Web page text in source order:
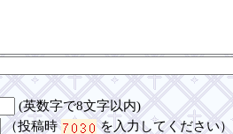
(英数字で8文字以内)
（投稿時
を入力してください）